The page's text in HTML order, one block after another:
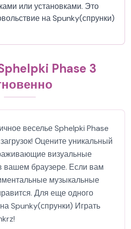
или установками. Это
на Spunky(спрунки)
Phase 3
веселье Sphelpki Phase
Оцените уникальный
визуальные
браузере. Если вам
музыкальные
Для еще одного
Spunky(спрунки) Играть